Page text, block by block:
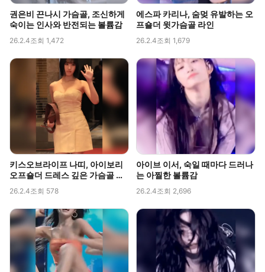
권은비 끈나시 가슴골, 조신하게
숙이는 인사와 반전되는 볼륨감
26.2.4조회 1,472
에스파 카리나, 숨멎 유발하는 오
프숄더 윗가슴골 라인
26.2.4조회 1,679
키스오브라이프 나띠, 아이보리
오프숄더 드레스 깊은 가슴골 라
26.2.4조회 578
아이브 이서, 숙일 때마다 드러나
는 아찔한 볼륨감
26.2.4조회 2,696